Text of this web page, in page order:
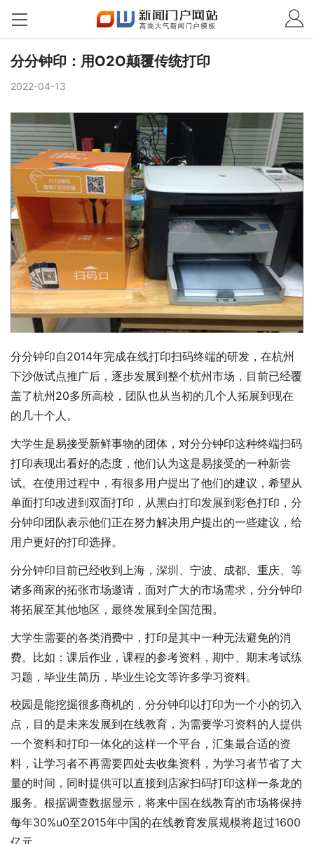
分分钟印：用O2O颠覆传统打印
2022-04-13
分分钟印自2014年完成在线打印扫码终端的研发，在杭州
下沙做试点推广后，逐步发展到整个杭州市场，目前已经覆
盖了杭州20多所高校，团队也从当初的几个人拓展到现在
的几十个人。
大学生是易接受新鲜事物的团体，对分分钟印这种终端扫码
打印表现出看好的态度，他们认为这是易接受的一种新尝
试。在使用过程中，有很多用户提出了他们的建议，希望从
单面打印改进到双面打印，从黑白打印发展到彩色打印，分
分钟印团队表示他们正在努力解决用户提出的一些建议，给
用户更好的打印选择。
分分钟印目前已经收到上海，深圳、宁波、成都、重庆、等
诸多商家的拓张市场邀请，面对广大的市场需求，分分钟印
将拓展至其他地区，最终发展到全国范围。
大学生需要的各类消费中，打印是其中一种无法避免的消
费。比如：课后作业，课程的参考资料，期中、期末考试练
习题，毕业生简历，毕业生论文等许多学习资料。
校园是能挖掘很多商机的，分分钟印以打印为一个小的切入
点，目的是未来发展到在线教育，为需要学习资料的人提供
一个资料和打印一体化的这样一个平台，汇集最合适的资
料，让学习者不再需要四处去收集资料，为学习者节省了大
量的时间，同时提供可以直接到店家扫码打印这样一条龙的
服务。根据调查数据显示，将来中国在线教育的市场将保持
每年30%u0至2015年中国的在线教育发展规模将超过1600